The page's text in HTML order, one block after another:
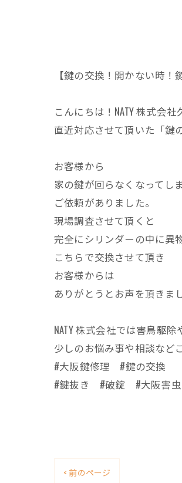
【鍵の交換！開かない時！
こんにちは！NATY 株式会社
直近対応させて頂いた「鍵
お客様から
家の鍵が回らなくなってし
ご依頼がありました。
現場調査させて頂くと
完全にシリンダーの中に異
こちらで交換させて頂き
お客様からは
ありがとうとお声を頂きま
NATY 株式会社では害鳥駆
少しのお悩み事や相談など
#大阪鍵修理 #鍵の交換
#鍵抜き #破錠 #大阪害虫
< 前のページ